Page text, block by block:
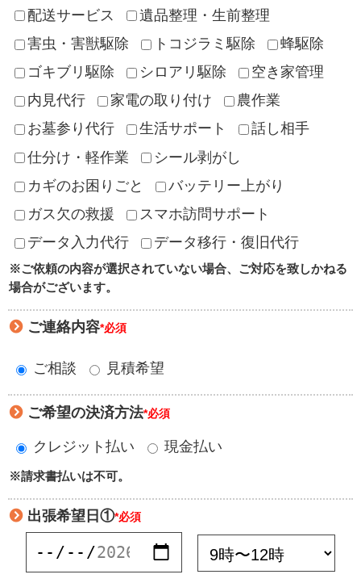
配送サービス
遺品整理・生前整理
害虫・害獣駆除
トコジラミ駆除
蜂駆除
ゴキブリ駆除
シロアリ駆除
空き家管理
内見代行
家電の取り付け
農作業
お墓参り代行
生活サポート
話し相手
仕分け・軽作業
シール剥がし
カギのお困りごと
バッテリー上がり
ガス欠の救援
スマホ訪問サポート
データ入力代行
データ移行・復旧代行
※ご依頼の内容が選択されていない場合、ご対応を致しかねる
場合がございます。
ご連絡内容*必須
ご相談 見積希望
ご希望の決済方法*必須
クレジット払い 現金払い
※請求書払いは不可。
出張希望日①*必須